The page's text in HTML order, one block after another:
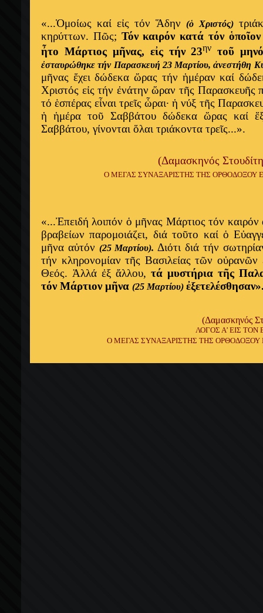
«...Ὁμοίως καί εἰς τόν Ἅδην(ὁ Χριστός)
κηρύττων. Πῶς; Τόν καιρόν κατά τόν ὁποῖον
ἦτο Μάρτιος μῆνας, εἰς τήν 23ην τοῦ
ἐσταυρώθηκε τήν Παρασκευή 23 Μαρτίου, ἀνεστήθη
μῆνας ἔχει δώδεκα ὥρας τήν ἡμέραν καί
Χριστός εἰς τήν ἐνάτην ὥραν τῆς Παρασκευῆς
τό ἑσπέρας εἶναι τρεῖς ὧραι· ἡ νύξ τῆς
ἡ ἡμέρα τοῦ Σαββάτου δώδεκα ὥρας καί
Σαββάτου, γίνονται ὅλαι τριάκοντα τρεῖς...».
(Δαμασκηνός
Ο ΜΕΓΑΣ ΣΥΝΑΞΑΡΙΣΤΗΣ ΤΗΣ ΟΡΘΟΔΟΞΟΥ
«...Ἐπειδή λοιπόν ὁ μῆνας Μάρτιος τόν
βραβείων παρομοιάζει, διά τοῦτο καί ὁ
μῆνα αὐτόν (25 Μαρτίου). Διότι διά τήν
τήν κληρονομίαν τῆς Βασιλείας τῶν
Θεός. Ἀλλά ἐξ ἄλλου, τά μυστήρια τῆς
τόν Μάρτιον μῆνα (25 Μαρτίου)
(Δαμασκηνός
ΛΟΓΟΣ Α’ ΕΙΣ
Ο ΜΕΓΑΣ ΣΥΝΑΞΑΡΙΣΤΗΣ ΤΗΣ ΟΡΘΟΔΟΞΟΥ